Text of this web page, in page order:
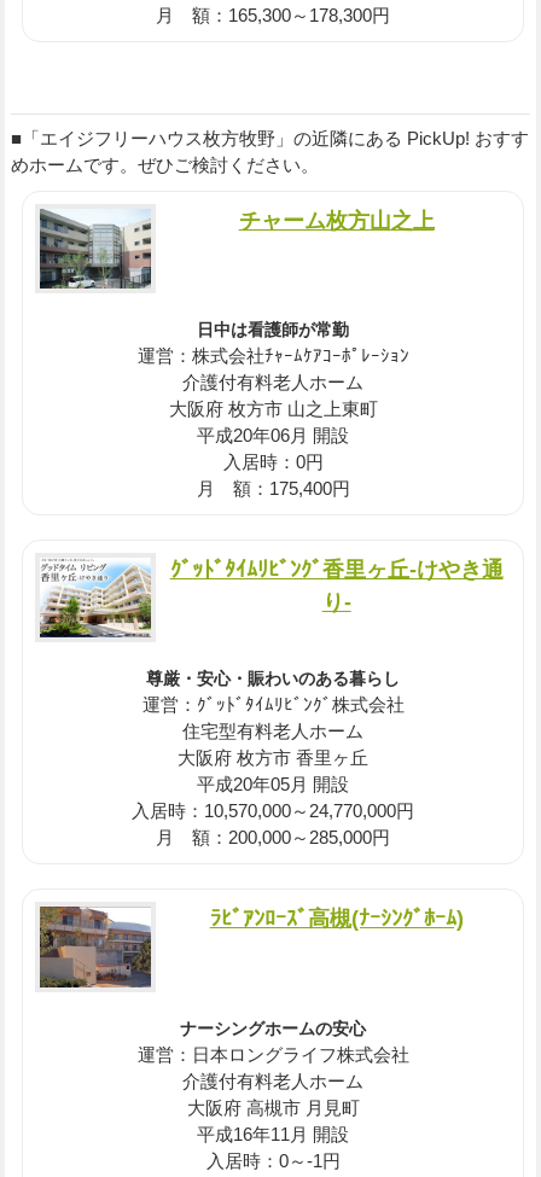
月 額：165,300～178,300円
■「エイジフリーハウス枚方牧野」の近隣にある PickUp! おすす
めホームです。ぜひご検討ください。
チャーム枚方山之上
日中は看護師が常勤
運営：株式会社ﾁｬｰﾑｹｱｺｰﾎﾟﾚｰｼｮﾝ
介護付有料老人ホーム
大阪府 枚方市 山之上東町
平成20年06月 開設
入居時：0円
月 額：175,400円
ｸﾞｯﾄﾞﾀｲﾑﾘﾋﾞﾝｸﾞ香里ヶ丘-けやき通
り-
尊厳・安心・賑わいのある暮らし
運営：ｸﾞｯﾄﾞﾀｲﾑﾘﾋﾞﾝｸﾞ株式会社
住宅型有料老人ホーム
大阪府 枚方市 香里ヶ丘
平成20年05月 開設
入居時：10,570,000～24,770,000円
月 額：200,000～285,000円
ﾗﾋﾞｱﾝﾛｰｽﾞ高槻(ﾅｰｼﾝｸﾞﾎｰﾑ)
ナーシングホームの安心
運営：日本ロングライフ株式会社
介護付有料老人ホーム
大阪府 高槻市 月見町
平成16年11月 開設
入居時：0～-1円